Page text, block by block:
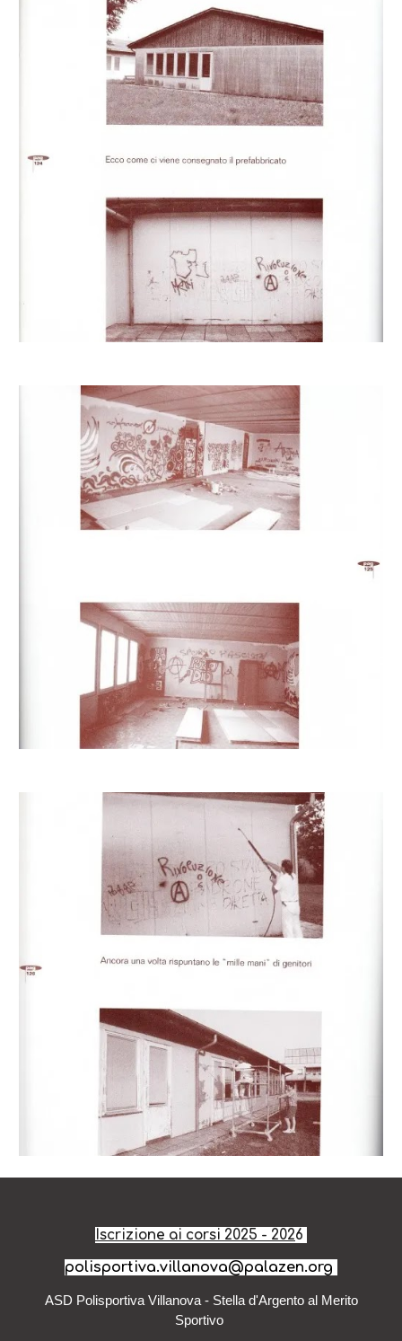
Iscrizione ai corsi 2025 - 2026
polisportiva.villanova@palazen.org
ASD Polisportiva Villanova - Stella d'Argento al Merito
Sportivo